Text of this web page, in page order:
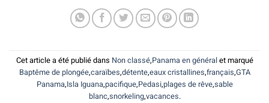
Cet article a été publié dans Non classé,Panama en généralet marqué
Baptême de plongée,caraïbes,détente,eaux cristallines,français,GTA
Panama,Isla Iguana,pacifique,Pedasi,plages de rêve,sable
blanc,snorkeling,vacances.